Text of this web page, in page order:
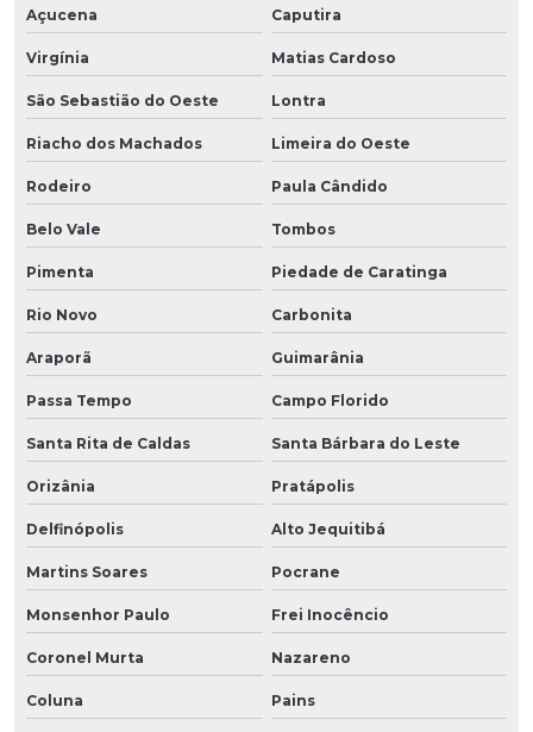
Açucena Caputira
Virgínia Matias Cardoso
São Sebastião do Oeste Lontra
Riacho dos Machados Limeira do Oeste
Rodeiro Paula Cândido
Belo Vale Tombos
Pimenta Piedade de Caratinga
Rio Novo Carbonita
Araporã Guimarânia
Passa Tempo Campo Florido
Santa Rita de Caldas Santa Bárbara do Leste
Orizânia Pratápolis
Delfinópolis Alto Jequitibá
Martins Soares Pocrane
Monsenhor Paulo Frei Inocêncio
Coronel Murta Nazareno
Coluna Pains